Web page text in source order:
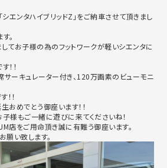
エンタハイブリッドZ」をご納車させて頂きまし
。
てお子様の為のフットワークが軽いシエンタに
！！
ーキュレーター付き、 120万画素のビューモニ
！
おめでとう御座います！！
様もご一緒に遊びに来てくださいね！
店をご用命頂き誠に有難う御座います。
願い致します。